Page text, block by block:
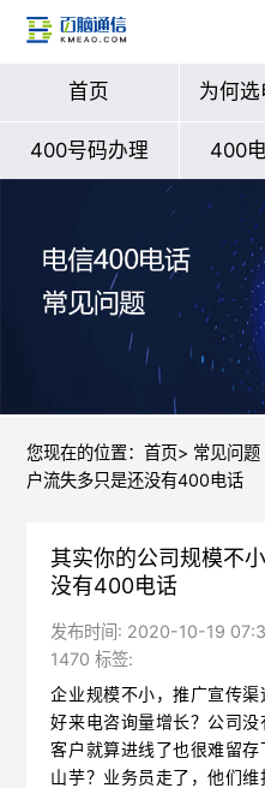
首页 为何
400号码办理 400
您现在的位置： 首页> 常见问题
户流失多只是还没有400电话
其实你的公司规模不
没有400电话
发布时间: 2020-10-19
1470 标签:
企业规模不小，推广宣传
好来电咨询量增长？公司
客户就算进线了也很难留
山芋？业务员走了，他们